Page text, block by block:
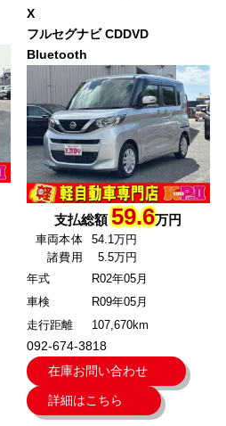
X
フルセグナビ CDDVD
Bluetooth
支払総額59.6万円
車両本体
54.1万円
諸費用
5.5万円
年式
R02年05月
車検
R09年05月
走行距離
107,670km
092-674-3818
在庫お問い合わせ
詳細はこちら